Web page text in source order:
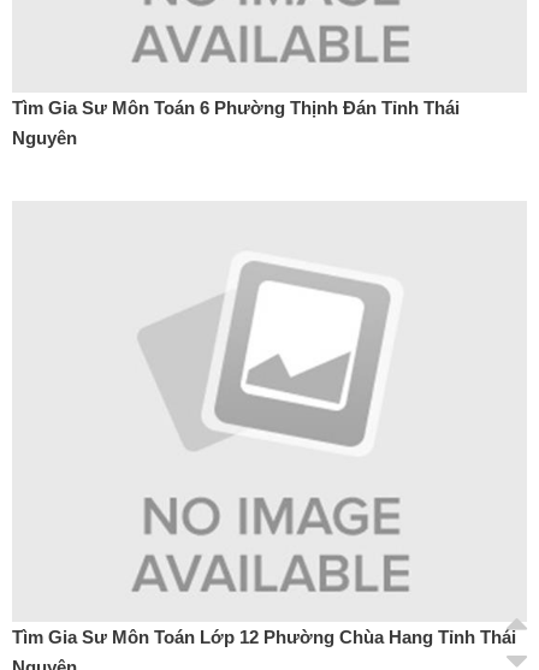
Tìm Gia Sư Môn Toán 6 Phường Thịnh Đán Tỉnh Thái
Nguyên
Tìm Gia Sư Môn Toán Lớp 12 Phường Chùa Hang Tỉnh Thái